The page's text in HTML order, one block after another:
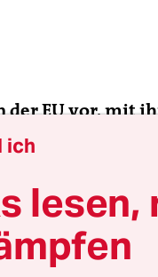
der EU vor, mit
und
of
greifen in eine
ich
lesen,